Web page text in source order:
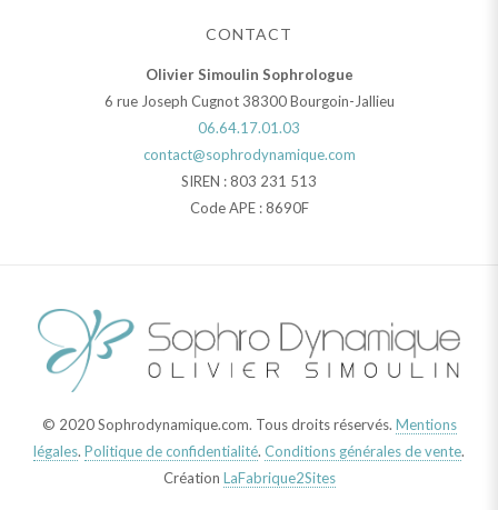
CONTACT
Olivier Simoulin Sophrologue
6 rue Joseph Cugnot 38300 Bourgoin-Jallieu
06.64.17.01.03
contact@sophrodynamique.com
SIREN : 803 231 513
Code APE : 8690F
© 2020 Sophrodynamique.com. Tous droits réservés. Mentions
légales. Politique de confidentialité. Conditions générales de vente.
Création LaFabrique2Sites